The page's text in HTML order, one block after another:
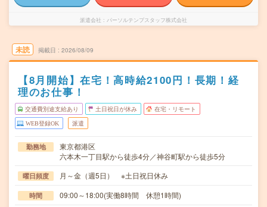
派遣会社 パーソルテンプスタッフ株式会社
未読 掲載日 2026/08/09
【8月開始】在宅！高時給2100円！長期！経
理のお仕事！
交通費別途支給あり 土日祝日が休み 在宅・リモート
WEB登録OK 派遣
勤務地
東京都港区
六本木一丁目駅から徒歩4分／神谷町駅から徒歩5分
曜日頻度 月～金（週5日） ※土日祝日休み
時間 09:00～18:00(実働8時間 休憩1時間)